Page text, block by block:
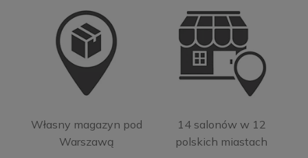
Własny magazyn pod
Warszawą
14 salonów w 12
polskich miastach